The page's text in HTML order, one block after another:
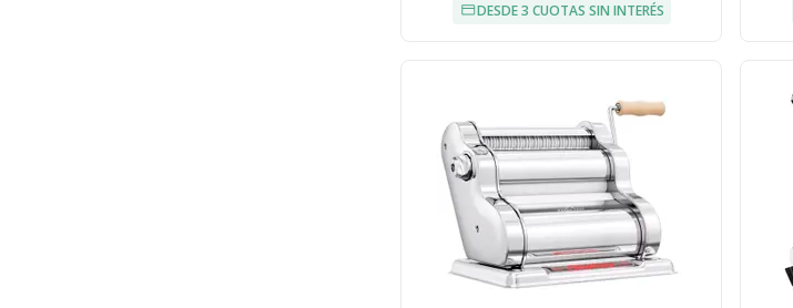
DESDE 3 CUOTAS SIN INTERÉS